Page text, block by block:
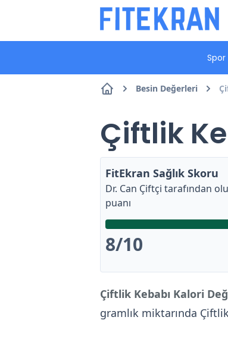
Spor
Besin Değerleri
Çiftlik
FitEkran Sağlık Skoru
Dr. Can Çiftçi tarafından
puanı
8/10
Çiftlik Kebabı Kalori
gramlık miktarında